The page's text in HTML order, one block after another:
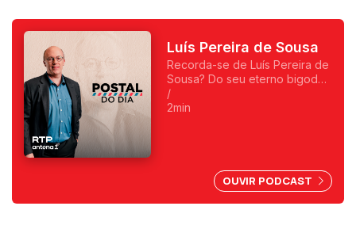
Luís Pereira de Sousa
Recorda-se de Luís Pereira de
Sousa? Do seu eterno bigode?
Foi o primeiro a fazer
programas da manhã e o
/
2min
OUVIR PODCAST